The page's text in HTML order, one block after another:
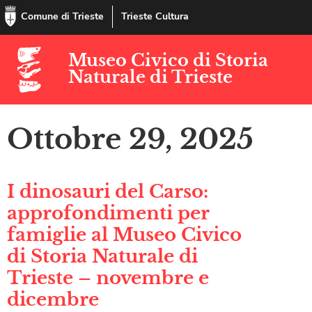
Comune di Trieste Trieste Cultura
Museo Civico di Storia
Naturale di Trieste
Ottobre 29, 2025
I dinosauri del Carso:
approfondimenti per
famiglie al Museo Civico
di Storia Naturale di
Trieste – novembre e
dicembre